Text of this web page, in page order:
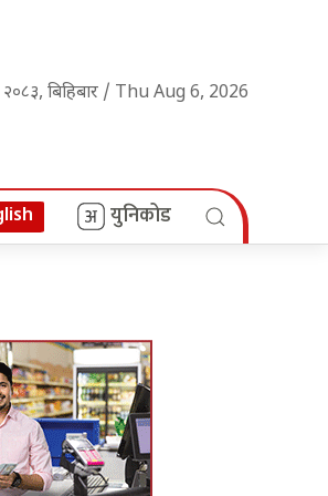
२०८३, बिहिबार / Thu Aug 6, 2026
युनिकोड